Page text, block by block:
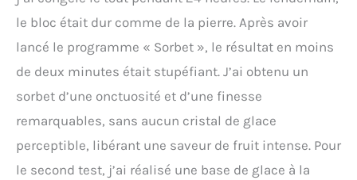
le bloc était dur comme de la pierre. Après avoir
lancé le programme « Sorbet », le résultat en moins
de deux minutes était stupéfiant. J’ai obtenu un
sorbet d’une onctuosité et d’une finesse
remarquables, sans aucun cristal de glace
perceptible, libérant une saveur de fruit intense. Pour
le second test, j’ai réalisé une base de glace à la